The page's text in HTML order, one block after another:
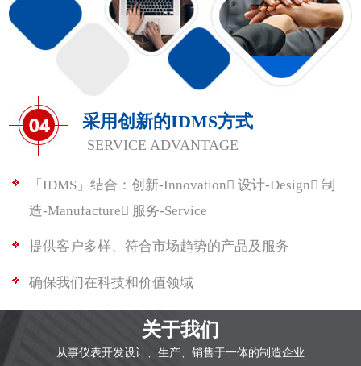
采用创新的IDMS方式
SERVICE ADVANTAGE
「IDMS」结合：创新-Innovation 设计-Design 制
造-Manufacture 服务-Service
提供客户多样、符合市场趋势的产品及服务
确保我们在科技和价值领域
关于我们
从事仪表开发设计、生产、销售于一体的制造企业